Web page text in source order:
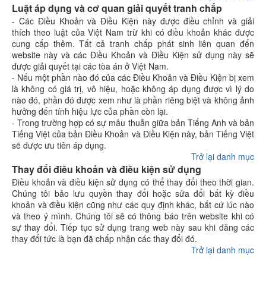
Luật áp dụng và cơ quan giải quyết tranh chấp
- Các Điều Khoản và Điều Kiện này được điều chỉnh và giải
thích theo luật của Việt Nam trừ khi có điều khoản khác được
cung cấp thêm. Tất cả tranh chấp phát sinh liên quan đến
website này và các Điều Khoản và Điều Kiện sử dụng này sẽ
được giải quyết tại các tòa án ở Việt Nam.
- Nếu một phần nào đó của các Điều Khoản và Điều Kiện bị xem
là không có giá trị, vô hiệu, hoặc không áp dụng được vì lý do
nào đó, phần đó được xem như là phần riêng biệt và không ảnh
hưởng đến tính hiệu lực của phần còn lại.
- Trong trường hợp có sự mâu thuẫn giữa bản Tiếng Anh và bản
Tiếng Việt của bản Điều Khoản và Điều Kiện này, bản Tiếng Việt
sẽ được ưu tiên áp dụng.
Trở lại danh mục
Thay đổi điều khoản và điều kiện sử dụng
Điều khoản và điều kiện sử dụng có thể thay đổi theo thời gian.
Chúng tôi bảo lưu quyền thay đổi hoặc sửa đổi bất kỳ điều
khoản và điều kiện cũng như các quy định khác, bất cứ lúc nào
và theo ý mình. Chúng tôi sẽ có thông báo trên website khi có
sự thay đổi. Tiếp tục sử dụng trang web này sau khi đăng các
thay đổi tức là bạn đã chấp nhận các thay đổi đó.
Trở lại danh mục